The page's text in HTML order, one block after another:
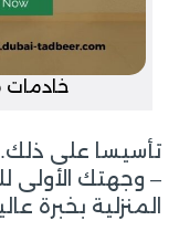
خادمات
تأسيسا على
– وجهتك
المنزلية بخبرة